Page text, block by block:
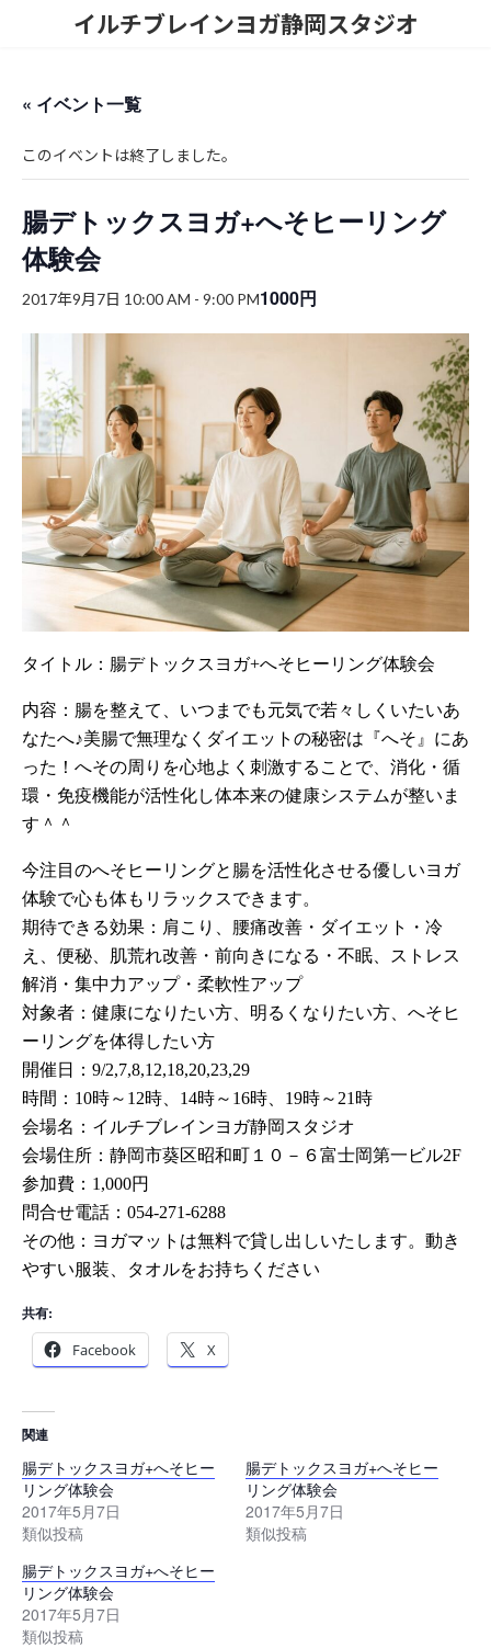
イルチブレインヨガ静岡スタジオ
« イベント一覧
このイベントは終了しました。
腸デトックスヨガ+へそヒーリング
体験会
2017年9月7日 10:00 AM - 9:00 PM1000円
タイトル：腸デトックスヨガ+へそヒーリング体験会
内容：腸を整えて、いつまでも元気で若々しくいたいあ
なたへ♪美腸で無理なくダイエットの秘密は『へそ』にあ
った！へその周りを心地よく刺激することで、消化・循
環・免疫機能が活性化し体本来の健康システムが整いま
す＾＾
今注目のへそヒーリングと腸を活性化させる優しいヨガ
体験で心も体もリラックスできます。
期待できる効果：肩こり、腰痛改善・ダイエット・冷
え、便秘、肌荒れ改善・前向きになる・不眠、ストレス
解消・集中力アップ・柔軟性アップ
対象者：健康になりたい方、明るくなりたい方、へそヒ
ーリングを体得したい方
開催日：9/2,7,8,12,18,20,23,29
時間： 10時～ 12時、14時～16時、19時～21時
会場名：イルチブレインヨガ静岡スタジオ
会場住所：静岡市葵区昭和町１０－６富士岡第一ビル2F
参加費： 1,000円
問合せ電話： 054-271-6288
その他：ヨガマットは無料で貸し出しいたします。動き
やすい服装、タオルをお持ちください
共有:
Facebook
X
関連
腸デトックスヨガ+へそヒー
リング体験会
2017年5月7日
類似投稿
腸デトックスヨガ+へそヒー
リング体験会
2017年5月7日
類似投稿
腸デトックスヨガ+へそヒー
リング体験会
2017年5月7日
類似投稿